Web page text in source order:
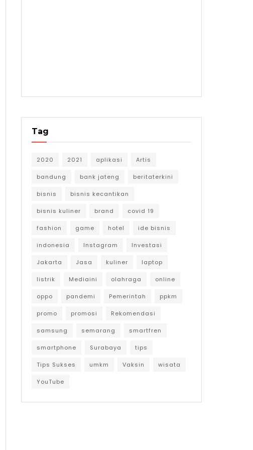
Tag
2020 2021 aplikasi Artis
bandung bank jateng beritaterkini
bisnis bisnis kecantikan
bisnis kuliner brand covid 19
fashion game hotel ide bisnis
indonesia Instagram Investasi
Jakarta Jasa kuliner laptop
listrik Mediaini olahraga online
oppo pandemi Pemerintah ppkm
promo promosi Rekomendasi
samsung semarang smartfren
smartphone Surabaya tips
Tips Sukses umkm Vaksin wisata
YouTube